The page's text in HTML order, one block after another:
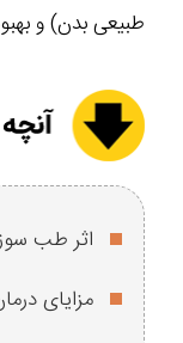
طبیعی بدن) و
اثر طب
مزایای